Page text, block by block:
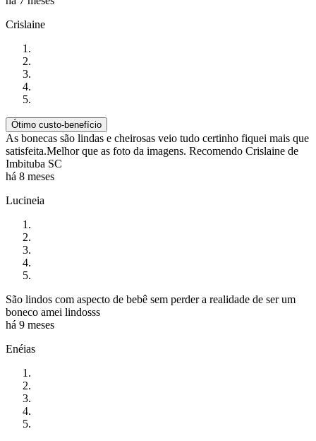
Crislaine
Ótimo custo-benefício
As bonecas são lindas e cheirosas veio tudo certinho fiquei mais que
satisfeita.Melhor que as foto da imagens. Recomendo Crislaine de
Imbituba SC
há 8 meses
Lucineia
São lindos com aspecto de bebê sem perder a realidade de ser um
boneco amei lindosss
há 9 meses
Enéias